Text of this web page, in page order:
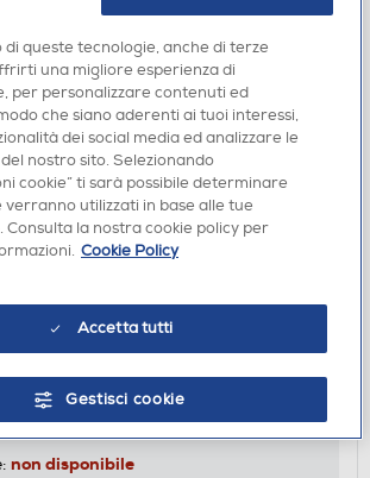
OLED 32" 4K 32GX850A
IN NEGOZIO
non disponibile
di queste tecnologie, anche di terze
una migliore esperienza di
per personalizzare contenuti ed
che siano aderenti ai tuoi interessi,
dei social media ed analizzare le
nostro sito. Selezionando
cookie” ti sarà possibile determinare
verranno utilizzati in base alle tue
Consulta la nostra cookie policy per
Cookie Policy
Accetta tutti
Gestisci cookie